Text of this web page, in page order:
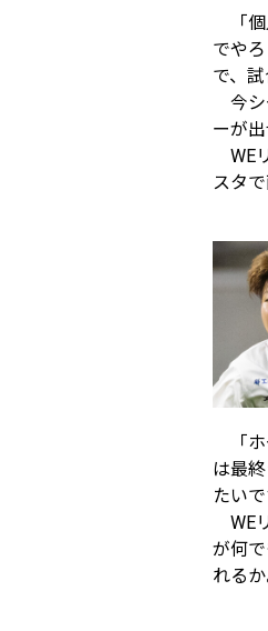
「個
でや
で、
今シ
ーが
WE
スタ
「ホ
は最
たいで
WE
が何
れる